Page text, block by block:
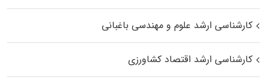
کارشناسی ارشد علوم و مهندسی باغبانی
کارشناسی ارشد اقتصاد کشاورزی